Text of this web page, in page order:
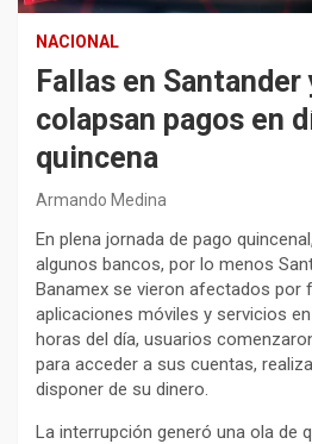
NACIONAL
Fallas en Santander
colapsan pagos en
quincena
Armando Medina
En plena jornada de pago
algunos bancos, por lo menos
Banamex se vieron afectados por
aplicaciones móviles y servicios
horas del día, usuarios
para acceder a sus cuentas,
disponer de su dinero.
La interrupción generó una ola de